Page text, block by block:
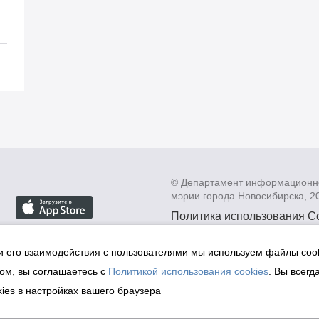
© Департамент
мэрии города Новосибирска,
Политика использования
данных в информационных
мэрии города
его взаимодействия с пользователями мы используем файлы
вы соглашаетесь с Политикой использования cookies . Вы
в настройках вашего браузера